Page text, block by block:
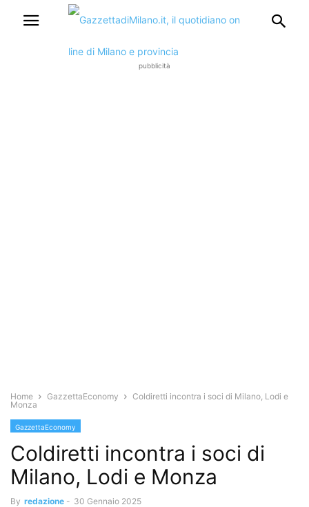
pubblicità
Home GazzettaEconomy
Coldiretti incontra i soci di Milano, Lodi e
Monza
GazzettaEconomy
Coldiretti incontra i soci di
Milano, Lodi e Monza
By redazione - 30 Gennaio 2025